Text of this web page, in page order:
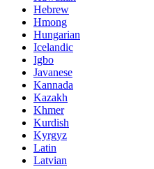
Hebrew
Hmong
Hungarian
Icelandic
Igbo
Javanese
Kannada
Kazakh
Khmer
Kurdish
Kyrgyz
Latin
Latvian